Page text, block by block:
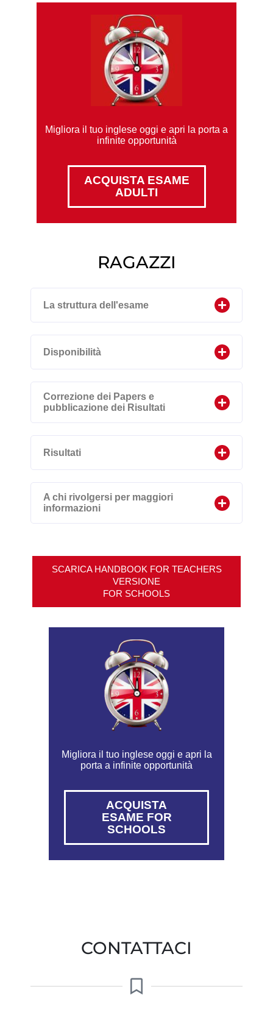
Migliora il tuo inglese oggi e apri la porta a
infinite opportunità
ACQUISTA ESAME
ADULTI
RAGAZZI
La struttura dell'esame
Disponibilità
Correzione dei Papers e
pubblicazione dei Risultati
Risultati
A chi rivolgersi per maggiori
informazioni
SCARICA HANDBOOK FOR TEACHERS
VERSIONE
FOR SCHOOLS
Migliora il tuo inglese oggi e apri la
porta a infinite opportunità
ACQUISTA
ESAME FOR
SCHOOLS
CONTATTACI